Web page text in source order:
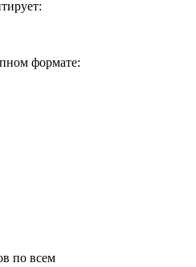
формате:
по всем